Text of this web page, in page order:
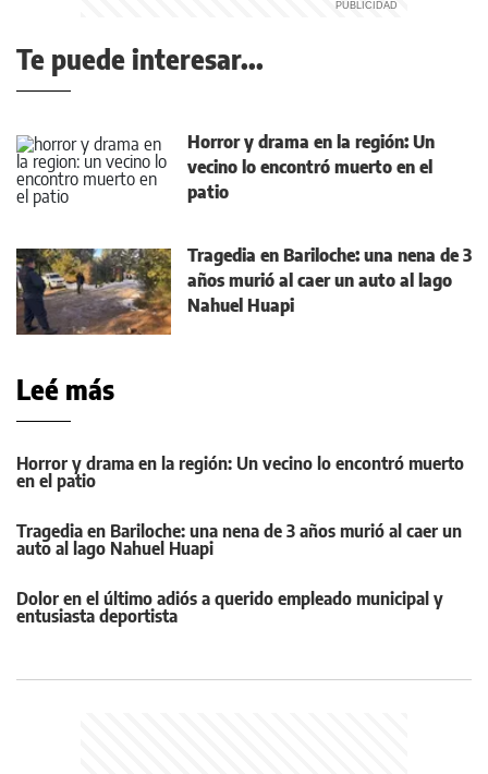
Te puede interesar...
Horror y drama en la región: Un
vecino lo encontró muerto en el
patio
Tragedia en Bariloche: una nena de 3
años murió al caer un auto al lago
Nahuel Huapi
Leé más
Horror y drama en la región: Un vecino lo encontró muerto
en el patio
Tragedia en Bariloche: una nena de 3 años murió al caer un
auto al lago Nahuel Huapi
Dolor en el último adiós a querido empleado municipal y
entusiasta deportista